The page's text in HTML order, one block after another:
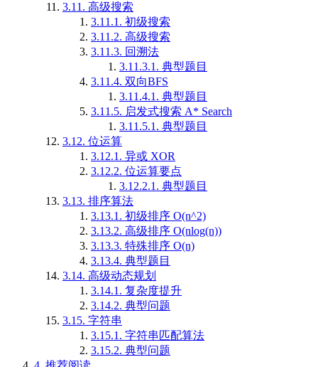
3.11. 高级搜索
3.11.1. 初级搜索
3.11.2. 高级搜索
3.11.3. 回溯法
3.11.3.1. 典型题目
3.11.4. 双向BFS
3.11.4.1. 典型题目
3.11.5. 启发式搜索 A* Search
3.11.5.1. 典型题目
3.12. 位运算
3.12.1. 异或 XOR
3.12.2. 位运算要点
3.12.2.1. 典型题目
3.13. 排序算法
3.13.1. 初级排序 O(n^2)
3.13.2. 高级排序 O(nlog(n))
3.13.3. 特殊排序 O(n)
3.13.4. 典型题目
3.14. 高级动态规划
3.14.1. 复杂度提升
3.14.2. 典型问题
3.15. 字符串
3.15.1. 字符串匹配算法
3.15.2. 典型问题